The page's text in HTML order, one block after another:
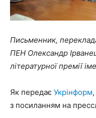
Письменник,
ПЕН Олександр
літературної премії
Як передає Укрінформ
з посиланням на